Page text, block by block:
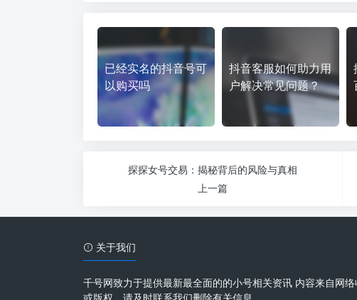
已经实名的抖音号可
以购买吗
抖音客服如何助力用
户解决常见问题？
探探女号交易：揭秘背后的风险与真相
上一篇
关于我们
千号网致力于提供最新最全面的的小号相关资讯 内容来自网
或版权，请及时联系我们删除有关信息。